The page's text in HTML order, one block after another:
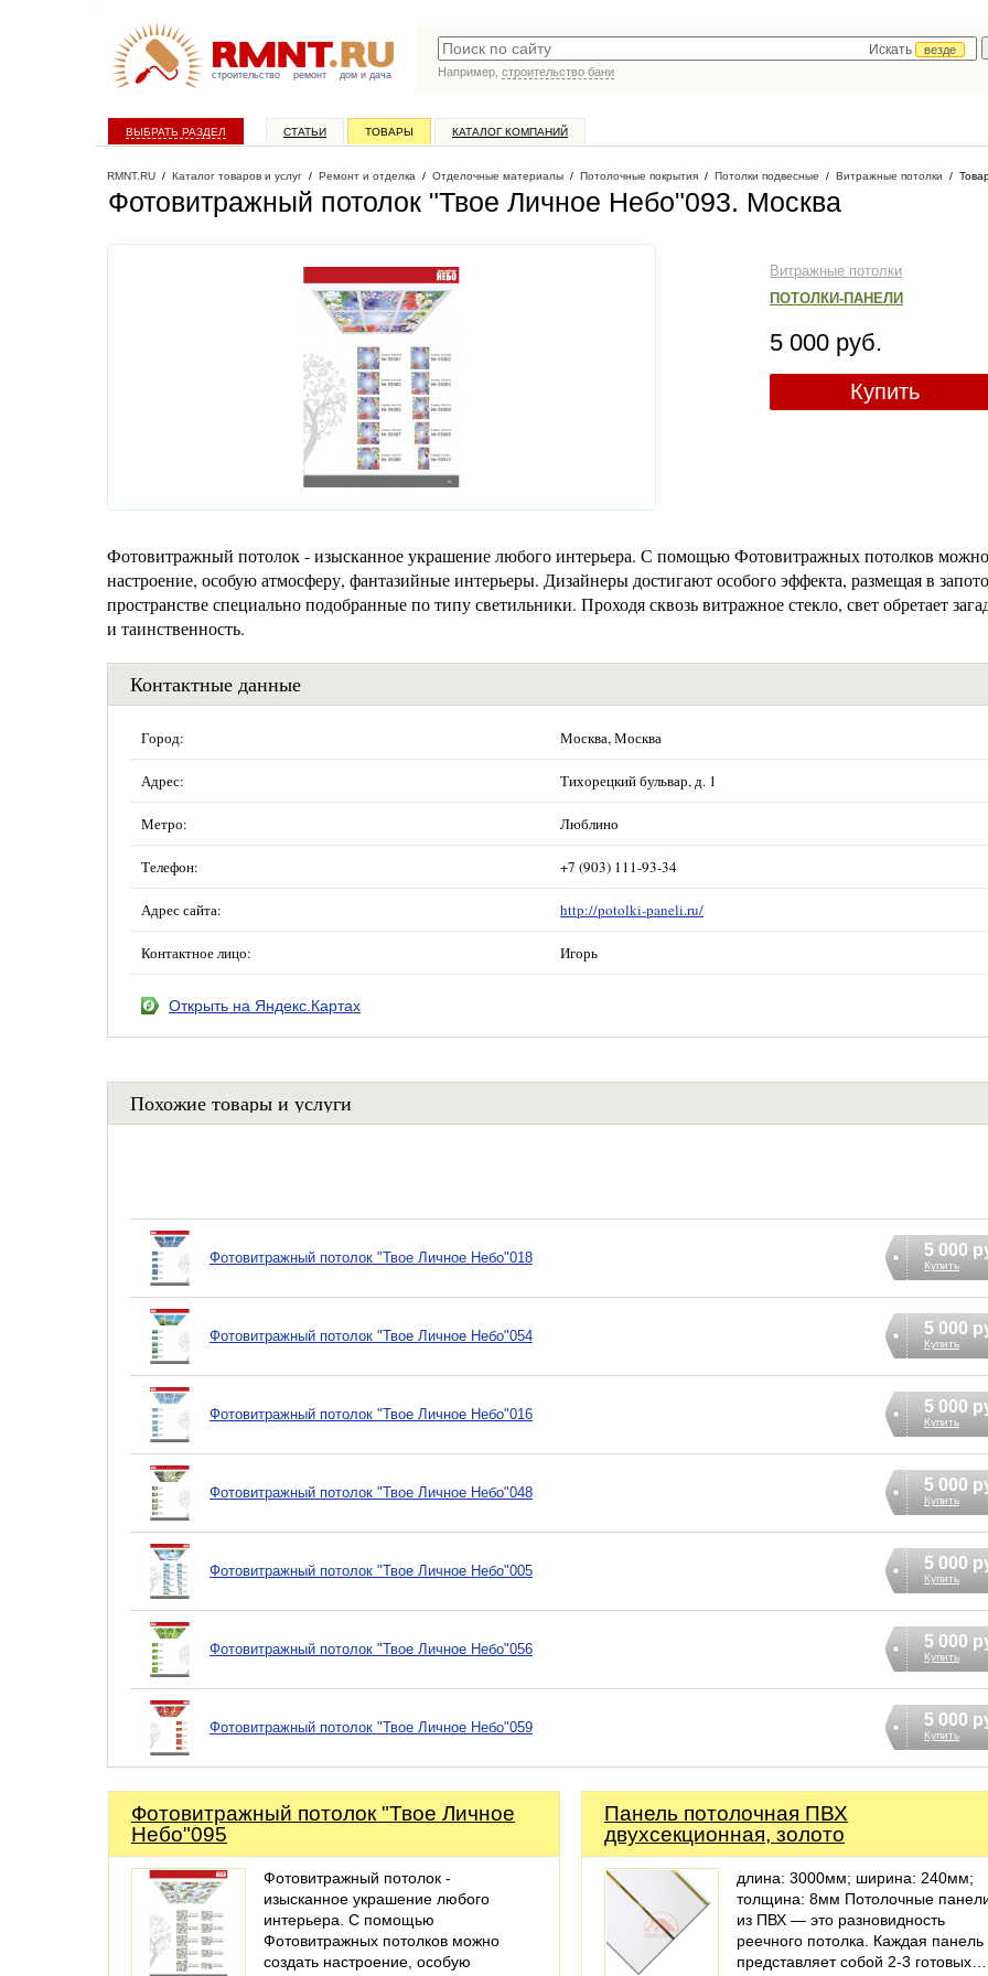
строительство ремонт дом и дача
Искать
везде
Например, строительство бани
ВЫБРАТЬ РАЗДЕЛ СТАТЬИ ТОВАРЫ КАТАЛОГ КОМПАНИЙ
RMNT.RU / Каталог товаров и услуг / Ремонт и отделка / Отделочные материалы / Потолочные покрытия / Потолки подвесные / Витражные потолки /
Фотовитражный потолок "Твое Личное Небо"093. Москва
Витражные потолки
ПОТОЛКИ-ПАНЕЛИ
5 000 руб.
Купить
Фотовитражный потолок - изысканное украшение любого интерьера. С помощью Фотовитражных потолков можно
настроение, особую атмосферу, фантазийные интерьеры. Дизайнеры достигают особого эффекта, размещая в
пространстве специально подобранные по типу светильники. Проходя сквозь витражное стекло, свет обретает
и таинственность.
Контактные данные
Город: Москва, Москва
Адрес: Тихорецкий бульвар, д. 1
Метро: Люблино
Телефон: +7 (903) 111-93-34
Адрес сайта: http://potolki-paneli.ru/
Контактное лицо: Игорь
Открыть на Яндекс.Картах
Похожие товары и услуги
Фотовитражный потолок "Твое Личное Небо"018 5 000
Купить
Фотовитражный потолок "Твое Личное Небо"054 5 000
Купить
Фотовитражный потолок "Твое Личное Небо"016 5 000
Купить
Фотовитражный потолок "Твое Личное Небо"048 5 000
Купить
Фотовитражный потолок "Твое Личное Небо"005 5 000
Купить
Фотовитражный потолок "Твое Личное Небо"056 5 000
Купить
Фотовитражный потолок "Твое Личное Небо"059 5 000
Купить
Фотовитражный потолок "Твое Личное
Небо"095
Фотовитражный потолок -
изысканное украшение любого
интерьера. С помощью
Фотовитражных потолков можно
создать настроение, особую
Панель потолочная ПВХ
двухсекционная, золото
длина: 3000мм; ширина: 240мм;
толщина: 8мм Потолочные
из ПВХ — это разновидность
реечного потолка. Каждая панель
представляет собой 2-3 готовых…